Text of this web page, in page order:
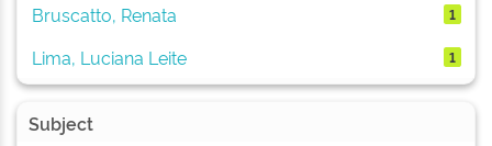
Bruscatto, Renata
1
Lima, Luciana Leite 1
Subject